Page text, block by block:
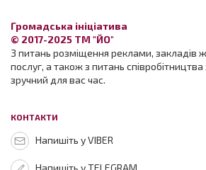
Громадська ініціатива
© 2017-2025 ТМ "ЙО"
З питань розміщення реклами, закладів
послуг, а також з питань
зручний для вас час.
КОНТАКТИ
Напишіть у VIBER
Напишіть у TELEGRAM